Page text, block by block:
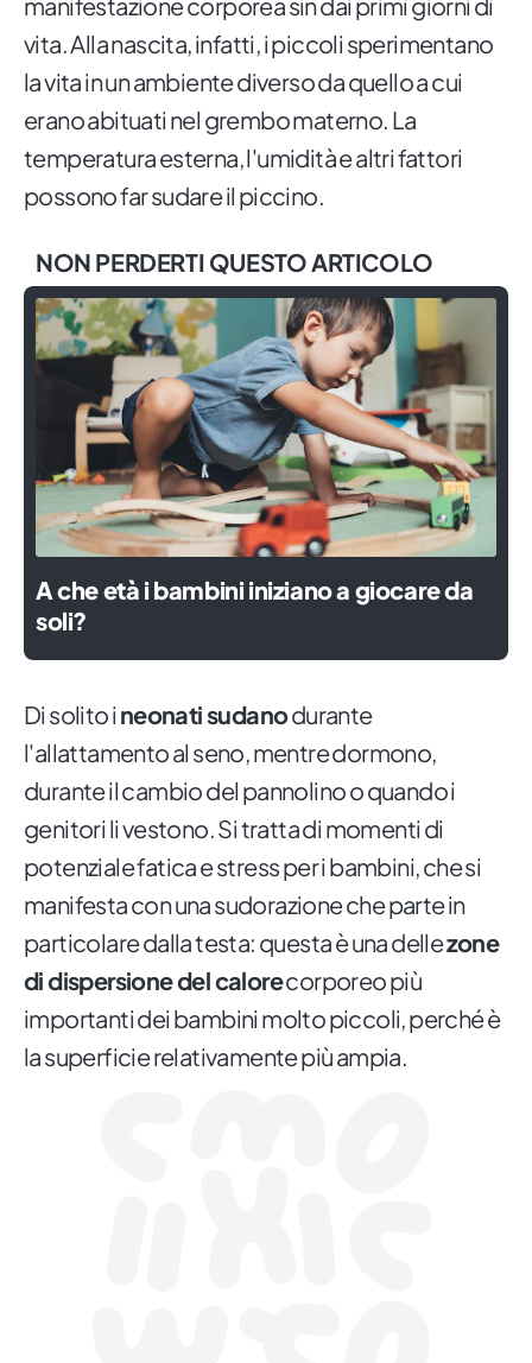
vita. Alla nascita, infatti, i piccoli sperimentano
la vita in un ambiente diverso da quello a cui
erano abituati nel grembo materno. La
temperatura esterna, l'umidità e altri fattori
possono far sudare il piccino.
NON PERDERTI QUESTO ARTICOLO
A che età i bambini iniziano a giocare da
soli?
Di solito i neonati sudanodurante
l'allattamento al seno, mentre dormono,
durante il cambio del pannolino o quando i
genitori li vestono. Si tratta di momenti di
potenziale fatica e stress per i bambini, che si
manifesta con una sudorazione che parte in
particolare dalla testa: questa è una dellezone
di dispersione del calorecorporeo più
importanti dei bambini molto piccoli, perché è
la superficie relativamente più ampia.